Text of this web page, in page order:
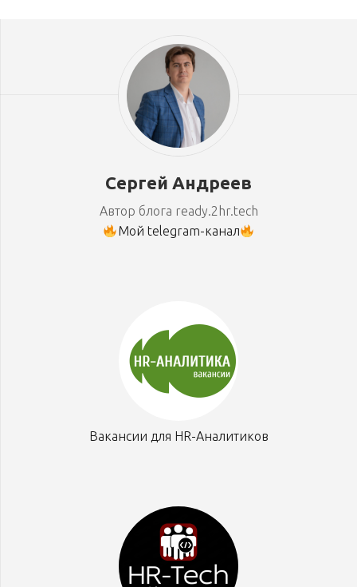
Сергей Андреев
Автор блога ready.2hr.tech
Мой telegram-канал
Вакансии для HR-Аналитиков